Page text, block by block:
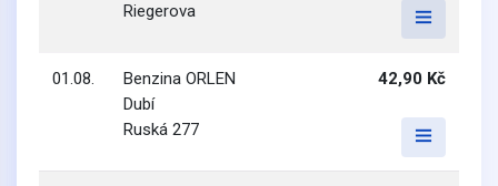
Riegerova
01.08.
Benzina ORLEN
Dubí
Ruská 277
42,90 Kč